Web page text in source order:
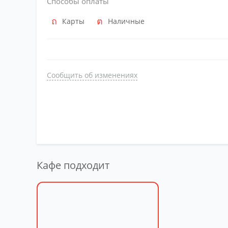
Карты Наличные
Сообщить об изменениях
Кафе подходит